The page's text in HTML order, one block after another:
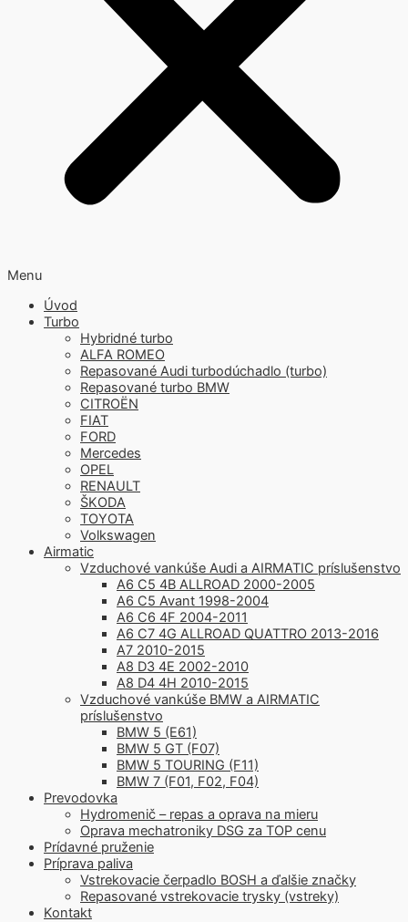
Menu
Úvod
Turbo
Hybridné turbo
ALFA ROMEO
Repasované Audi turbodúchadlo (turbo)
Repasované turbo BMW
CITROËN
FIAT
FORD
Mercedes
OPEL
RENAULT
ŠKODA
TOYOTA
Volkswagen
Airmatic
Vzduchové vankúše Audi a AIRMATIC príslušenstvo
A6 C5 4B ALLROAD 2000-2005
A6 C5 Avant 1998-2004
A6 C6 4F 2004-2011
A6 C7 4G ALLROAD QUATTRO 2013-2016
A7 2010-2015
A8 D3 4E 2002-2010
A8 D4 4H 2010-2015
Vzduchové vankúše BMW a AIRMATIC
príslušenstvo
BMW 5 (E61)
BMW 5 GT (F07)
BMW 5 TOURING (F11)
BMW 7 (F01, F02, F04)
Prevodovka
Hydromenič – repas a oprava na mieru
Oprava mechatroniky DSG za TOP cenu
Prídavné pruženie
Príprava paliva
Vstrekovacie čerpadlo BOSH a ďalšie značky
Repasované vstrekovacie trysky (vstreky)
Kontakt